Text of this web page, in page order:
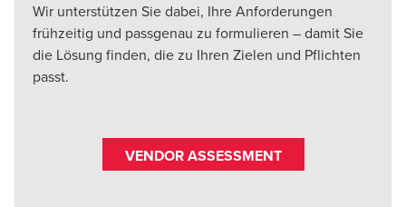
Wir unterstützen Sie dabei, Ihre Anforderungen
frühzeitig und passgenau zu formulieren – damit Sie
die Lösung finden, die zu Ihren Zielen und Pflichten
passt.
VENDOR ASSESSMENT